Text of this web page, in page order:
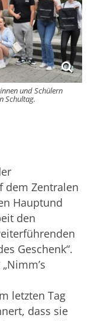
und Schülern
Schultag.
dem Zentralen
Hauptund
den
Geschenk“.
letzten Tag
dass sie